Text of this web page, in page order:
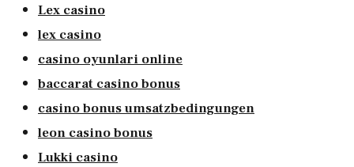
Lex casino
lex casino
casino oyunlari online
baccarat casino bonus
casino bonus umsatzbedingungen
leon casino bonus
Lukki casino